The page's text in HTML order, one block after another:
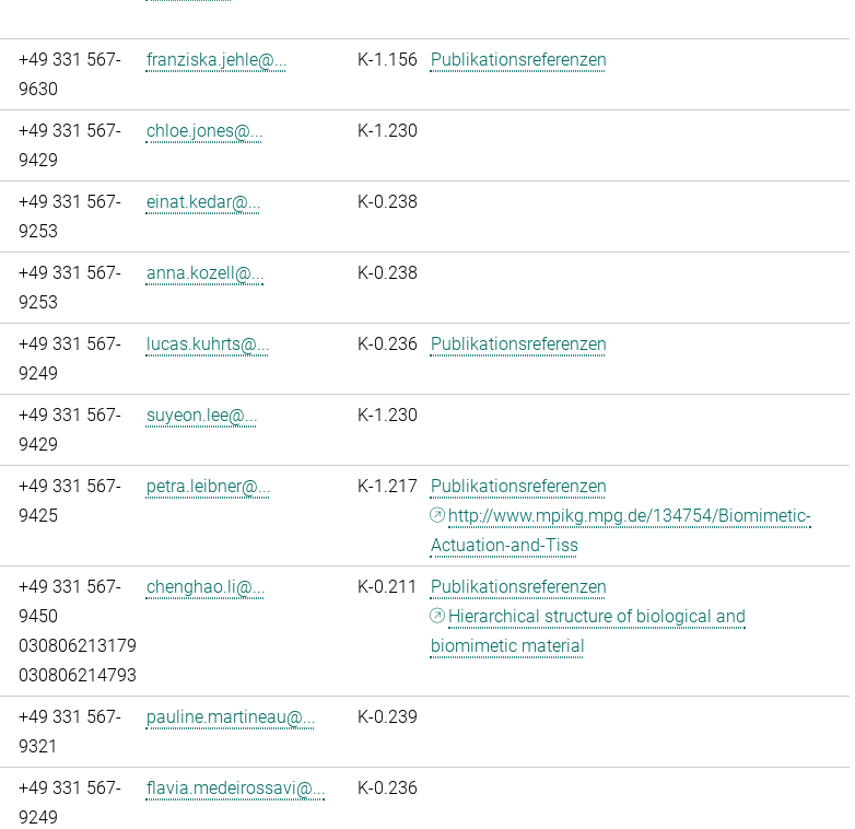
+49 331 567-
9630
franziska.jehle@... K-1.156 Publikationsreferenzen
+49 331 567-
9429
chloe.jones@... K-1.230
+49 331 567-
9253
einat.kedar@... K-0.238
+49 331 567-
9253
anna.kozell@... K-0.238
+49 331 567-
9249
lucas.kuhrts@... K-0.236 Publikationsreferenzen
+49 331 567-
9429
suyeon.lee@... K-1.230
+49 331 567-
9425
petra.leibner@... K-1.217
Publikationsreferenzen
http://www.mpikg.mpg.de/134754/Biomimetic-
Actuation-and-Tiss
+49 331 567-
9450
030806213179
030806214793
chenghao.li@... K-0.211
Publikationsreferenzen
Hierarchical structure of biological and
biomimetic material
+49 331 567-
9321
pauline.martineau@... K-0.239
+49 331 567-
9249
flavia.medeirossavi@... K-0.236